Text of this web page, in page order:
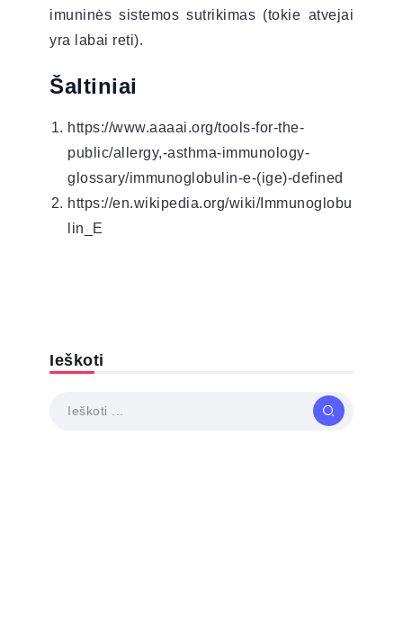
imuninės sistemos sutrikimas (tokie atvejai
yra labai reti).
Šaltiniai
https://www.aaaai.org/tools-for-the-
public/allergy,-asthma-immunology-
glossary/immunoglobulin-e-(ige)-defined
https://en.wikipedia.org/wiki/Immunoglobu
lin_E
Ieškoti